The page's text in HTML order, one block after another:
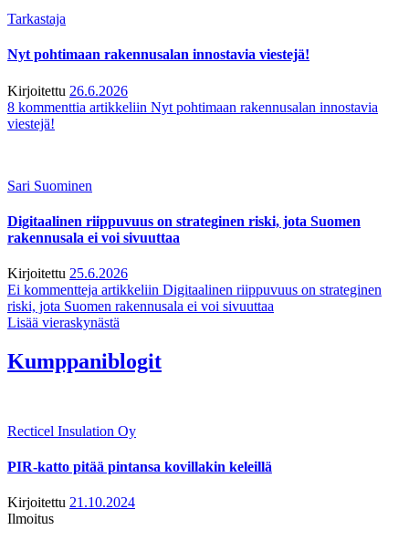
Tarkastaja
Nyt pohtimaan rakennusalan innostavia viestejä!
Kirjoitettu 26.6.2026
8 kommenttia artikkeliin Nyt pohtimaan rakennusalan innostavia
viestejä!
Sari Suominen
Digitaalinen riippuvuus on strateginen riski, jota Suomen
rakennusala ei voi sivuuttaa
Kirjoitettu 25.6.2026
Ei kommentteja artikkeliin Digitaalinen riippuvuus on strateginen
riski, jota Suomen rakennusala ei voi sivuuttaa
Lisää vieraskynästä
Kumppaniblogit
Recticel Insulation Oy
PIR-katto pitää pintansa kovillakin keleillä
Kirjoitettu 21.10.2024
Ilmoitus